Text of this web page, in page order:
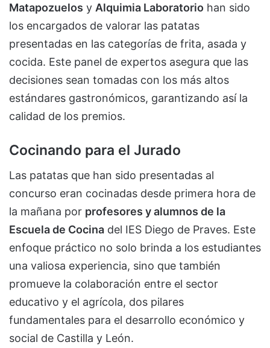
Matapozuelos y Alquimia Laboratorio han sido
los encargados de valorar las patatas
presentadas en las categorías de frita, asada y
cocida. Este panel de expertos asegura que las
decisiones sean tomadas con los más altos
estándares gastronómicos, garantizando así la
calidad de los premios.
Cocinando para el Jurado
Las patatas que han sido presentadas al
concurso eran cocinadas desde primera hora de
la mañana por profesores y alumnos de la
Escuela de Cocina del IES Diego de Praves. Este
enfoque práctico no solo brinda a los estudiantes
una valiosa experiencia, sino que también
promueve la colaboración entre el sector
educativo y el agrícola, dos pilares
fundamentales para el desarrollo económico y
social de Castilla y León.